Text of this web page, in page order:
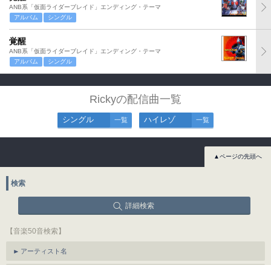
ANB系「仮面ライダーブレイド」エンディング・テーマ
アルバム
シングル
覚醒
ANB系「仮面ライダーブレイド」エンディング・テーマ
アルバム
シングル
Rickyの配信曲一覧
シングル 一覧 ハイレゾ 一覧
▲ページの先頭へ
検索
詳細検索
【音楽50音検索】
アーティスト名